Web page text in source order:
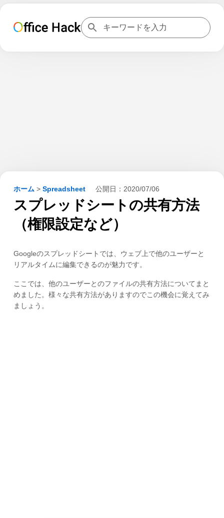
ホーム > Spreadsheet 公開日： 2020/07/06
スプレッドシートの共有方法
（権限設定など）
Googleのスプレッドシートでは、ウェブ上で他のユーザーと
リアルタイムに編集できるのが魅力です。
ここでは、他のユーザーとのファイルの共有方法についてまと
めました。様々な共有方法がありますのでこの機会に覚えてみ
ましょう。